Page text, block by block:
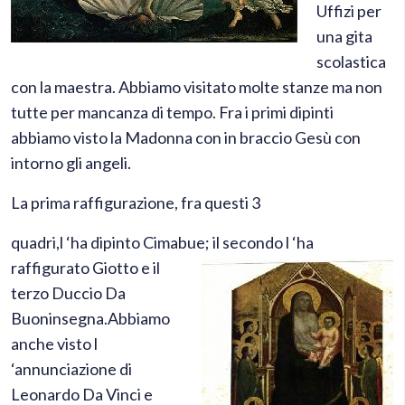
Uffizi per
una gita
scolastica
con la maestra. Abbiamo visitato molte stanze ma non
tutte per mancanza di tempo. Fra i primi dipinti
abbiamo visto la Madonna con in braccio Gesù con
intorno gli angeli.
La prima raffigurazione, fra questi 3
quadri,l ‘ha dipinto Cimabue;il secondo l ‘ha
raffigurato Giotto e il
terzo Duccio Da
Buoninsegna.Abbiamo
anche visto l
‘annunciazione di
Leonardo Da Vinci e